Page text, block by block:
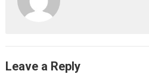
Leave a Reply